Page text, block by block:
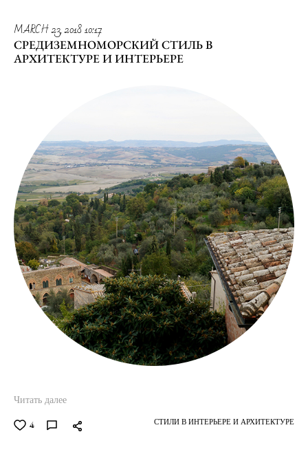
Читать далее
4 СТИЛИ В ИНТЕРЬЕРЕ И АРХИТЕКТУРЕ
MARCH 23, 2018 10:17
СРЕДИЗЕМНОМОРСКИЙ СТИЛЬ В
АРХИТЕКТУРЕ И ИНТЕРЬЕРЕ